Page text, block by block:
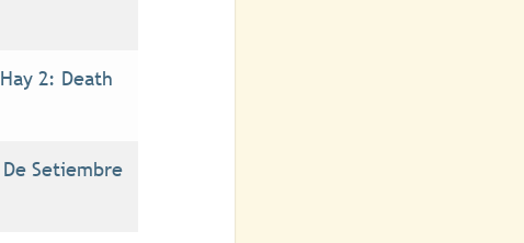
Hay 2: Death
De Setiembre